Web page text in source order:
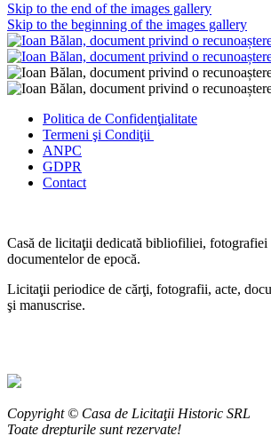
Skip to the end of the images gallery
Skip to the beginning of the images gallery
Politica de Confidenţialitate
Termeni şi Condiţii
ANPC
GDPR
Contact
Casă de licitaţii dedicată bibliofiliei, fotografiei
documentelor de epocă.
Licitaţii periodice de cărţi, fotografii, acte,
şi manuscrise.
Copyright © Casa de Licitaţii Historic SRL
Toate drepturile sunt rezervate!